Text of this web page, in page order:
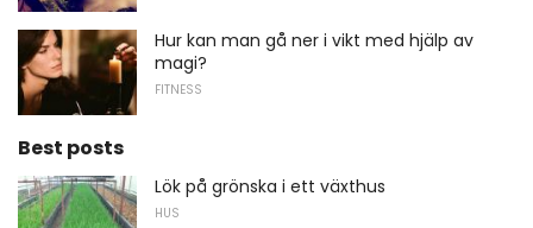
Hur kan man gå ner i vikt med hjälp av
magi?
FITNESS
Best posts
Lök på grönska i ett växthus
HUS